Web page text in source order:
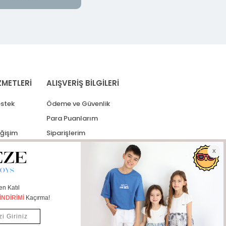
ALIŞVERİŞ BİLGİLERİ
Ödeme ve Güvenlik
Para Puanlarım
Siparişlerim